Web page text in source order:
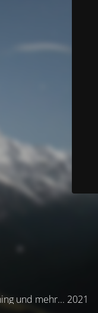
und mehr... 2021